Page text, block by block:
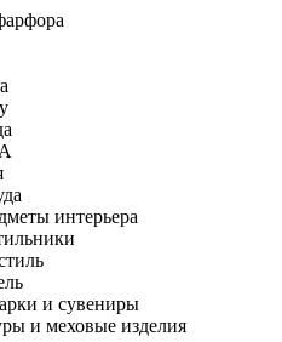
интерьера
и сувениры
и меховые изделия